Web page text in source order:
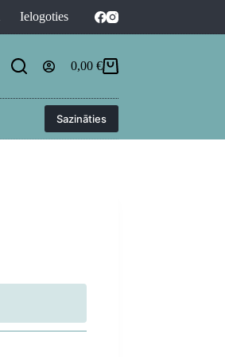
Ielogoties
Shopping
0,00 €
Sazināties